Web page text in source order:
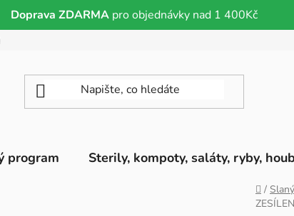
Doprava ZDARMA pro objednávky nad 1 400Kč
program Sterily, kompoty, saláty, ryby,
Domů
/